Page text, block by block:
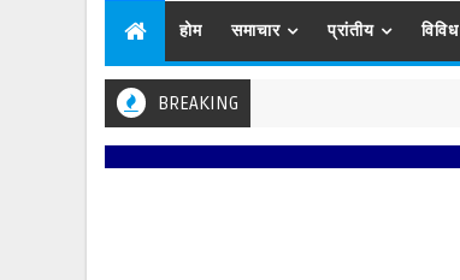
होम समाचार प्रांतीय विविध
BREAKING